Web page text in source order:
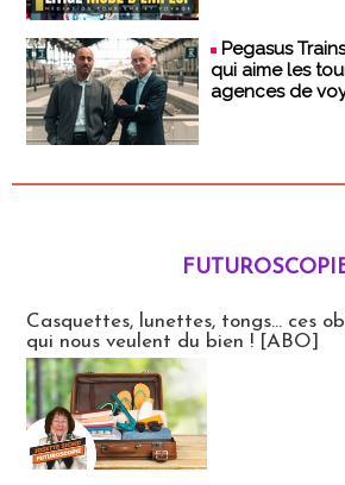
Pegasus
qui aime les
agences de
Casquettes, lunettes, tongs... ces
qui nous veulent du bien ! [ABO]